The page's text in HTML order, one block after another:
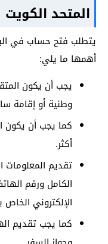
المتحد الكويت
يتطلب فتح حساب في
أهمها ما يلي:
يجب أن يكون
وطنية أو إقامة
أكثر.
تقديم المعلومات
الكامل ورقم
الإلكتروني الخاص
كما يجب تقديم